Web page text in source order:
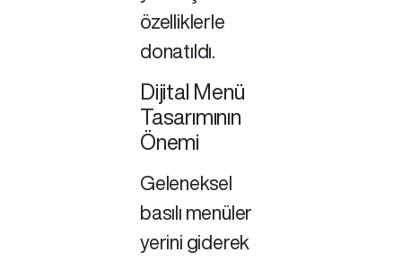
özelliklerle
donatıldı.
Dijital Menü
Tasarımının
Önemi
Geleneksel
basılı menüler
yerini giderek